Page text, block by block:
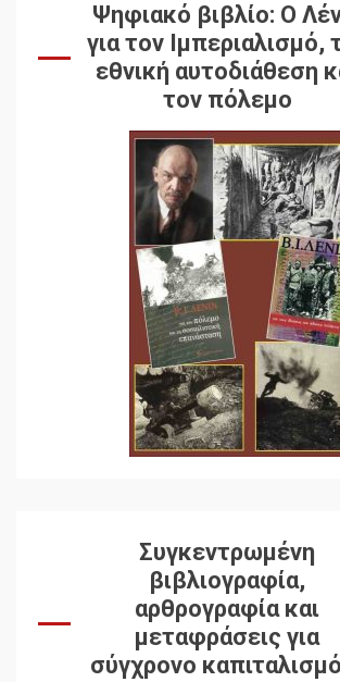
Ψηφιακό βιβλίο: Ο
για τον Ιμπεριαλισμό,
εθνική αυτοδιάθεση
τον πόλεμο
Συγκεντρωμένη
βιβλιογραφία,
αρθρογραφία και
μεταφράσεις για
σύγχρονο